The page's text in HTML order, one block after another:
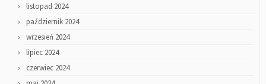
listopad 2024
październik 2024
wrzesień 2024
lipiec 2024
czerwiec 2024